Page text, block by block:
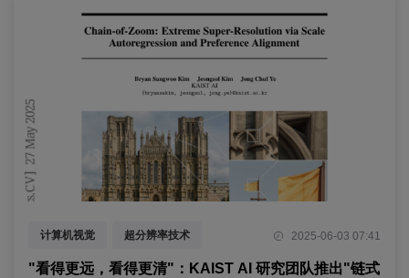
计算机视觉 超分辨率技术
生成式AI
2025-06-03 07:41
"看得更远，看得更清"：KAIST AI 研究团队推出"链式